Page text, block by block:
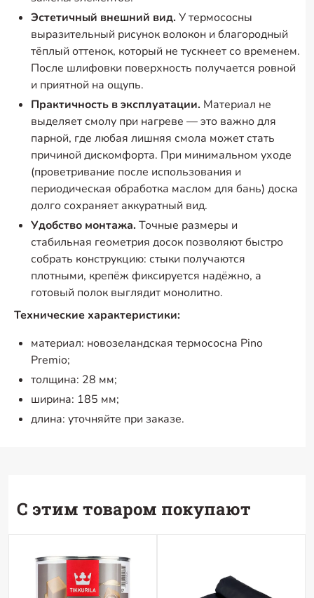
Эстетичный внешний вид. У термососны
выразительный рисунок волокон и благородный
тёплый оттенок, который не тускнеет со временем.
После шлифовки поверхность получается ровной
и приятной на ощупь.
Практичность в эксплуатации. Материал не
выделяет смолу при нагреве — это важно для
парной, где любая лишняя смола может стать
причиной дискомфорта. При минимальном уходе
(проветривание после использования и
периодическая обработка маслом для бань) доска
долго сохраняет аккуратный вид.
Удобство монтажа. Точные размеры и
стабильная геометрия досок позволяют быстро
собрать конструкцию: стыки получаются
плотными, крепёж фиксируется надёжно, а
готовый полок выглядит монолитно.
Технические характеристики:
материал: новозеландская термососна Pino
Premio;
толщина: 28 мм;
ширина: 185 мм;
длина: уточняйте при заказе.
С этим товаром покупают